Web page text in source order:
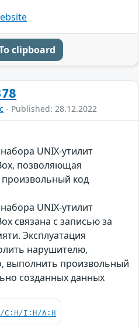
clipboard
- Published: 28.12.2022
UNIX-утилит
позволяющая
код
UNIX-утилит
связана с записью за
Эксплуатация
нарушителю,
выполнить произвольный
созданных данных
C:H/I:H/A:H